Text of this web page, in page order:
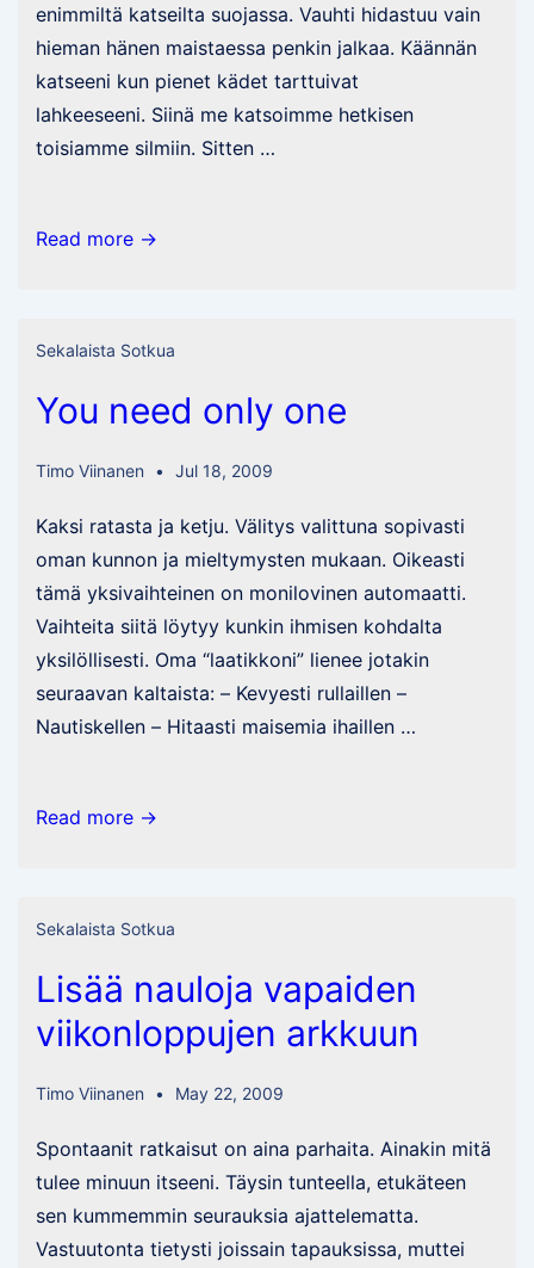
enimmiltä katseilta suojassa. Vauhti hidastuu vain
hieman hänen maistaessa penkin jalkaa. Käännän
katseeni kun pienet kädet tarttuivat
lahkeeseeni. Siinä me katsoimme hetkisen
toisiamme silmiin. Sitten …
Hirveetä
Read more →
Sekalaista Sotkua
You need only one
Timo Viinanen Jul 18, 2009
Kaksi ratasta ja ketju. Välitys valittuna sopivasti
oman kunnon ja mieltymysten mukaan. Oikeasti
tämä yksivaihteinen on monilovinen automaatti.
Vaihteita siitä löytyy kunkin ihmisen kohdalta
yksilöllisesti. Oma “laatikkoni” lienee jotakin
seuraavan kaltaista: – Kevyesti rullaillen –
Nautiskellen – Hitaasti maisemia ihaillen …
You
Read more →
Sekalaista Sotkua
Lisää nauloja vapaiden
viikonloppujen arkkuun
Timo Viinanen May 22, 2009
Spontaanit ratkaisut on aina parhaita. Ainakin mitä
tulee minuun itseeni. Täysin tunteella, etukäteen
sen kummemmin seurauksia ajattelematta.
Vastuutonta tietysti joissain tapauksissa, muttei